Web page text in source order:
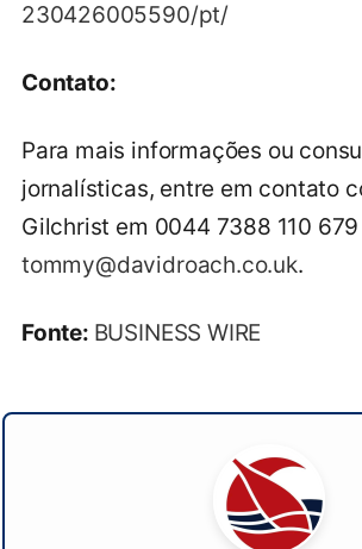
230426005590/pt/
Contato:
Para mais informações ou
jornalísticas, entre em contato
Gilchrist em 0044 7388 110
tommy@davidroach.co.uk.
Fonte: BUSINESS WIRE